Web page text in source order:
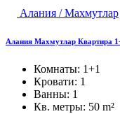
Алания / Махмутлар
Алания Махмутлар Квартира
Комнаты: 1+1
Кровати: 1
Ванны: 1
Кв. метры: 50 m²